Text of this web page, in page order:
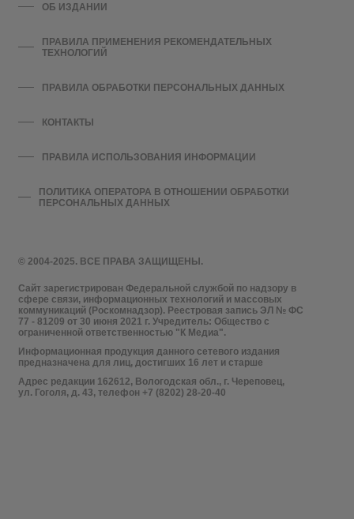
© 2004-2025. ВСЕ ПРАВА ЗАЩИЩЕНЫ.
Сайт зарегистрирован Федеральной службой по надзору в
сфере связи, информационных технологий и массовых
коммуникаций (Роскомнадзор). Реестровая запись ЭЛ № ФС
77 - 81209 от 30 июня 2021 г. Учредитель: Общество с
ограниченной ответственностью "К Медиа".
Информационная продукция данного сетевого издания
предназначена для лиц, достигших 16 лет и старше
Адрес редакции 162612, Вологодская обл., г. Череповец,
ул. Гоголя, д. 43, телефон +7 (8202) 28-20-40
ОБ ИЗДАНИИ
ПРАВИЛА ПРИМЕНЕНИЯ РЕКОМЕНДАТЕЛЬНЫХ
ТЕХНОЛОГИЙ
ПРАВИЛА ОБРАБОТКИ ПЕРСОНАЛЬНЫХ ДАННЫХ
КОНТАКТЫ
ПРАВИЛА ИСПОЛЬЗОВАНИЯ ИНФОРМАЦИИ
ПОЛИТИКА ОПЕРАТОРА В ОТНОШЕНИИ ОБРАБОТКИ
ПЕРСОНАЛЬНЫХ ДАННЫХ